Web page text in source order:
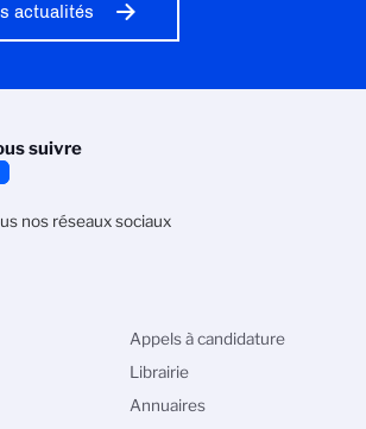
actualités
suivre
nos réseaux sociaux
Appels à candidature
Librairie
Annuaires